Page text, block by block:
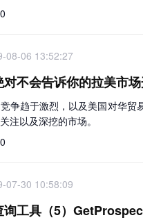
0
08-06 13:52:27
不会告诉你的拉美市
争趋于激烈，以及美国对华
注以及深挖的市场。
0
07-30 10:58:09
询工具（5）